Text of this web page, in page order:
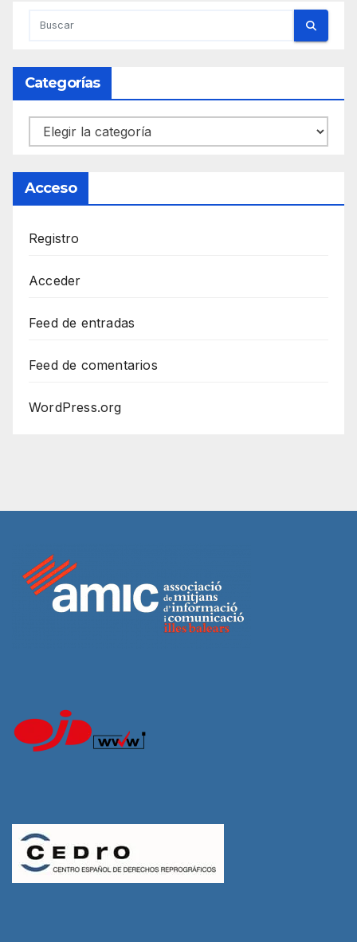
Categorías
Categorías
Acceso
Registro
Acceder
Feed de entradas
Feed de comentarios
WordPress.org